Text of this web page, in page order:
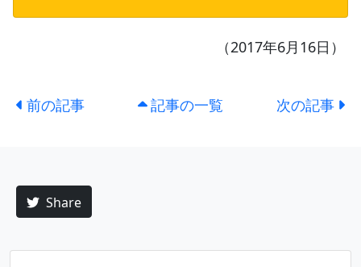
（2017年6月16日）
前の記事 記事の一覧 次の記事
Share